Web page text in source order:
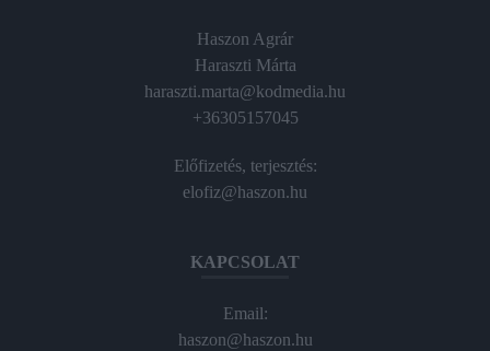
Haszon Agrár
Haraszti Márta
haraszti.marta@kodmedia.hu
+36305157045
Előfizetés, terjesztés:
elofiz@haszon.hu
KAPCSOLAT
Email:
haszon@haszon.hu